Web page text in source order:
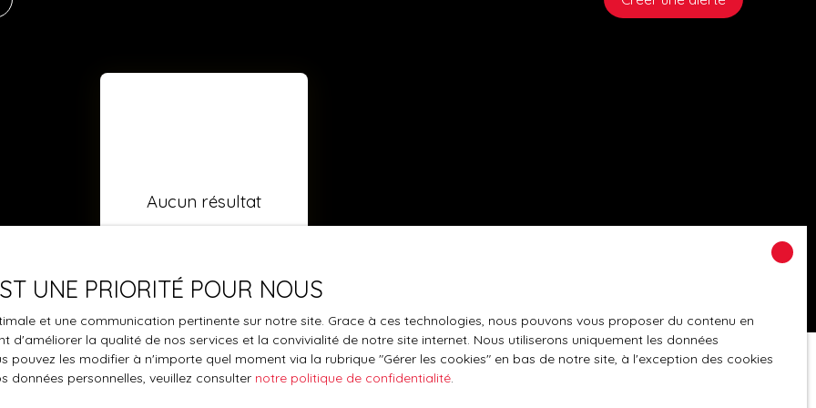
Aucun résultat
UNE PRIORITÉ POUR NOUS
et une communication pertinente sur notre site. Grace à ces technologies, nous pouvons vous proposer du contenu en
la qualité de nos services et la convivialité de notre site internet. Nous utiliserons uniquement les données
les modifier à n'importe quel moment via la rubrique ″Gérer les cookies″ en bas de notre site, à l'exception des cookies
données personnelles, veuillez consulter notre politique de confidentialité.